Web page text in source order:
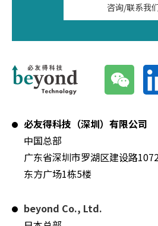
咨询/联系我
必友得科技（深圳）有限公司
中国总部
广东省深圳市罗湖区建设路
东方广场1栋5楼
beyond Co., Ltd.